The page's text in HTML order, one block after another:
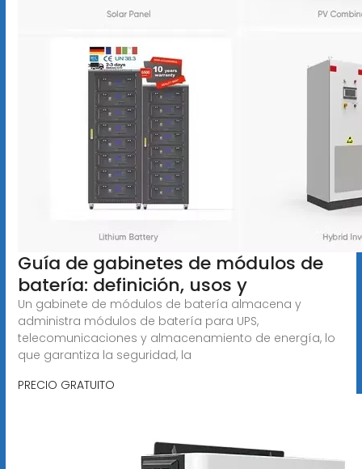
Guía de gabinetes de módulos de
batería: definición, usos y
Un gabinete de módulos de batería almacena y
administra módulos de batería para UPS,
telecomunicaciones y almacenamiento de energía, lo
que garantiza la seguridad, la
PRECIO GRATUITO